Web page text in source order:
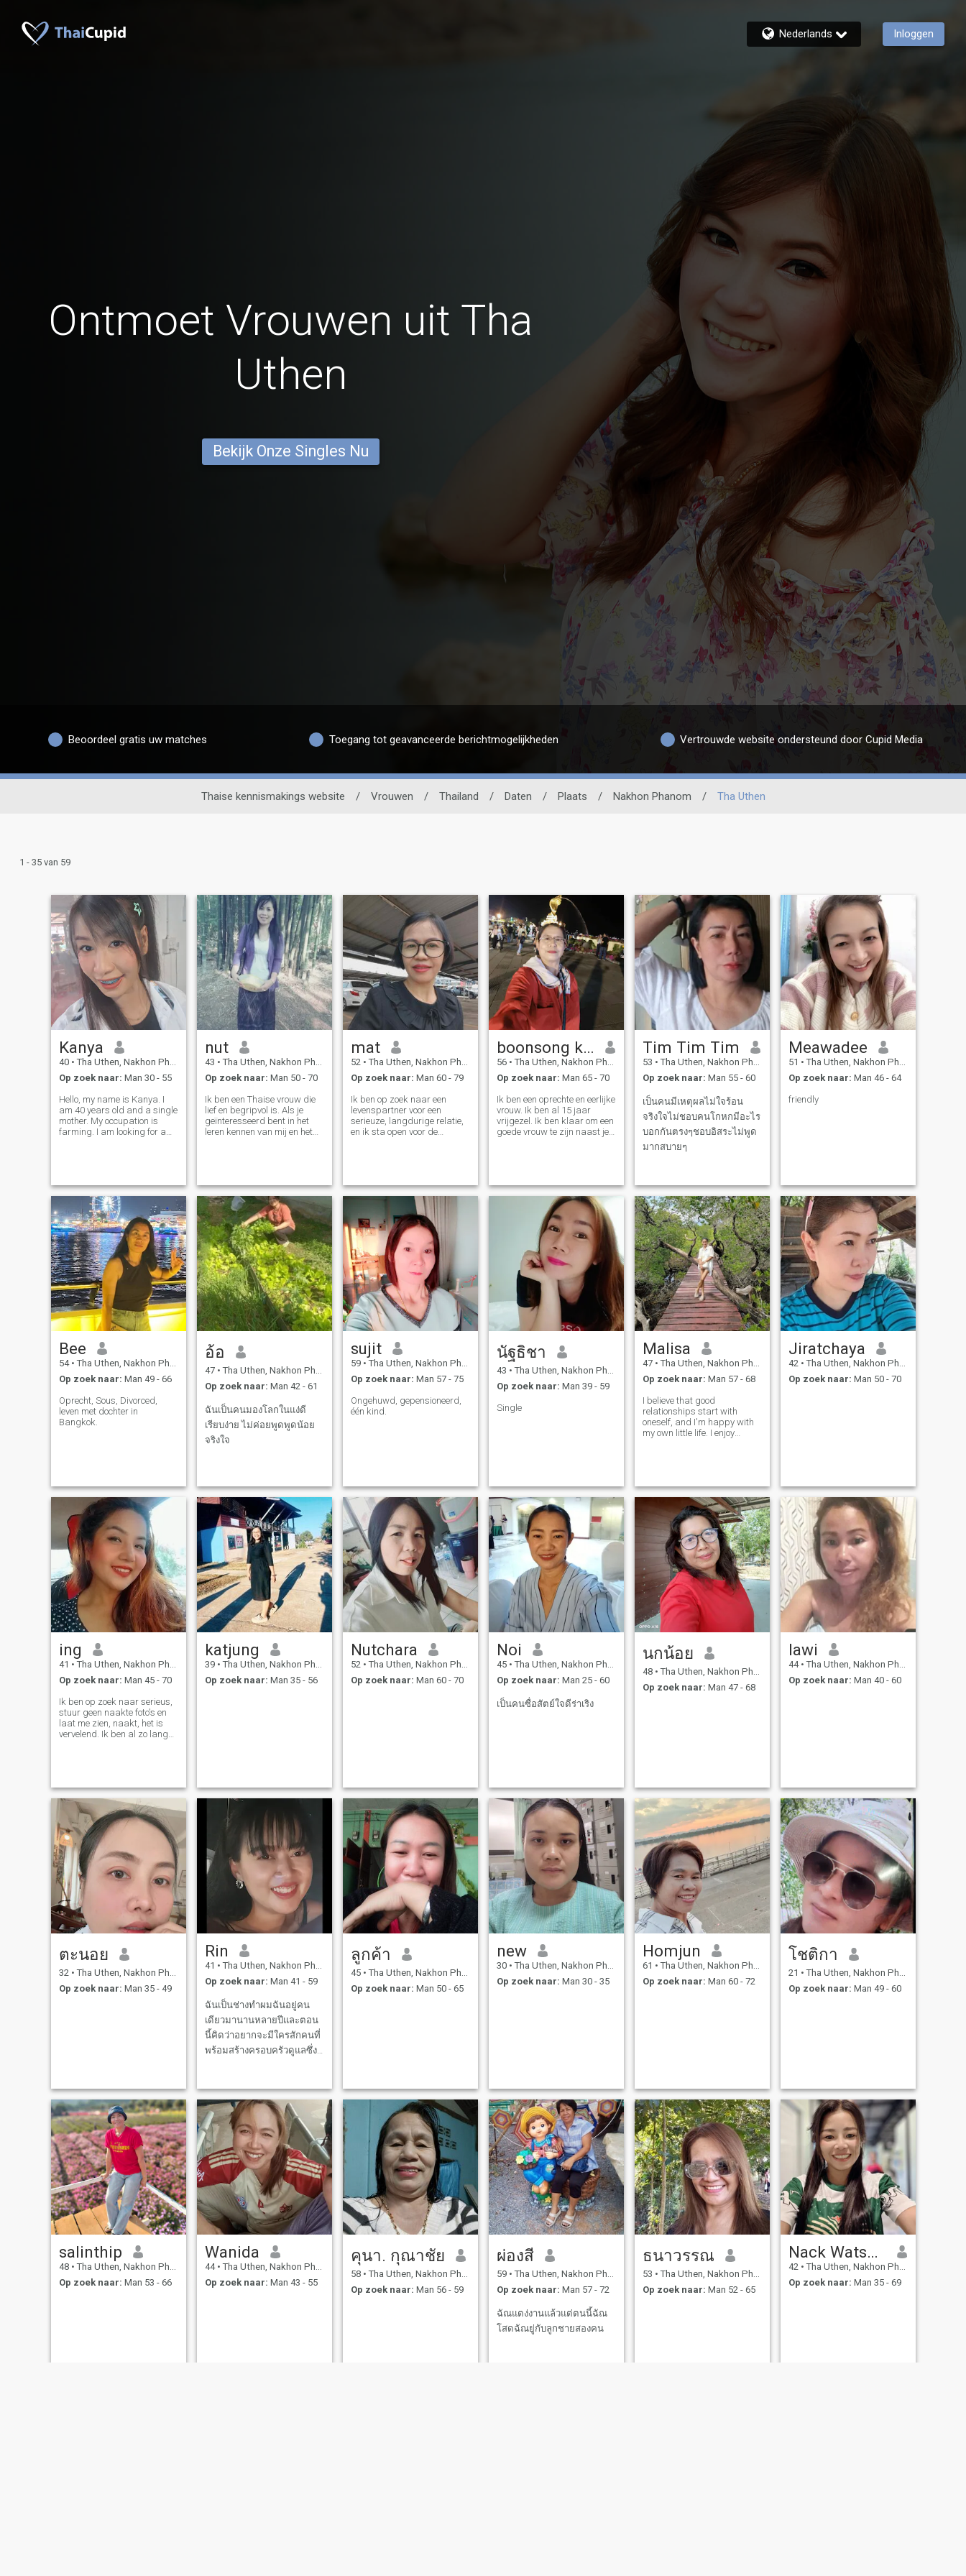
Nederlands Inloggen
Ontmoet Vrouwen uit Tha
Uthen
Bekijk Onze Singles Nu
Beoordeel gratis uw matches Toegang tot geavanceerde berichtmogelijkheden Vertrouwde website ondersteund door Cupid Media
Thaise kennismakings website / Vrouwen / Thailand / Daten / Plaats / Nakhon Phanom / Tha Uthen
1 - 35 van 59
Kanya
40 • Tha Uthen, Nakhon Phanom, Thailand
Op zoek naar: Man 30 - 55
Hello, my name is Kanya. I
am 40 years old and a single
mother. My occupation is
farming. I am looking for a
will gladly give you my lo
nut
43 • Tha Uthen, Nakhon Phanom, Thailand
Op zoek naar: Man 50 - 70
Ik ben een Thaise vrouw die
lief en begripvol is. Als je
geïnteresseerd bent in het
leren kennen van mij en het
mat
52 • Tha Uthen, Nakhon Phanom, Thailand
Op zoek naar: Man 60 - 79
Ik ben op zoek naar een
levenspartner voor een
serieuze, langdurige relatie,
en ik sta open voor de
like cooking my own meals
and do not eat beef or buffalo
meat; I prefer buying fresh
ingredients to cook at home.
Ik hou Ik heb nog nooit
gedronken of gerookt. Mijn
favoriete drankjes zijn water
en vruchtensap. Ik geniet van
tijd doorbrengen thuis. Ik ben
single, ben nooit getrouwd
geweest en heb geen
kinderen. Ik ben een
rechtvaardig, vriendelijk en
eerlijk persoon.
boonsong khamdok
56 • Tha Uthen, Nakhon Phanom, Thailand
Op zoek naar: Man 65 - 70
Ik ben een oprechte en eerlijke
vrouw. Ik ben al 15 jaar
vrijgezel. Ik ben klaar om een
goede vrouw te zijn naast je
Tim Tim Tim
53 • Tha Uthen, Nakhon Phanom, Thailand
Op zoek naar: Man 55 - 60
เป็นคนมีเหตุผลไม่ใจร้อน
จริงใจไม่ชอบคนโกหกมีอะไร
บอกกันตรงๆชอบอิสระไม่พูด
มากสบายๆ
Meawadee
51 • Tha Uthen, Nakhon Phanom, Thailand
Op zoek naar: Man 46 - 64
friendly
Bee
54 • Tha Uthen, Nakhon Phanom, Thailand
Op zoek naar: Man 49 - 66
Oprecht, Sous, Divorced,
leven met dochter in
Bangkok.
อ้อ
47 • Tha Uthen, Nakhon Phanom, Thailand
Op zoek naar: Man 42 - 61
ฉันเป็นคนมองโลกในแง่ดี
เรียบง่าย ไม่ค่อยพูดพูดน้อย
จริงใจ
sujit
59 • Tha Uthen, Nakhon Phanom, Thailand
Op zoek naar: Man 57 - 75
Ongehuwd, gepensioneerd,
één kind.
นัฐธิชา
43 • Tha Uthen, Nakhon Phanom, Thailand
Op zoek naar: Man 39 - 59
Single
Malisa
47 • Tha Uthen, Nakhon Phanom, Thailand
Op zoek naar: Man 57 - 68
I believe that good
relationships start with
oneself, and I'm happy with
my own little life. I enjoy
a little at my hometown. I
hope to mee
Jiratchaya
42 • Tha Uthen, Nakhon Phanom, Thailand
Op zoek naar: Man 50 - 70
ing
41 • Tha Uthen, Nakhon Phanom, Thailand
Op zoek naar: Man 45 - 70
Ik ben op zoek naar serieus,
stuur geen naakte foto's en
laat me zien, naakt, het is
vervelend. Ik ben al zo lang
katjung
39 • Tha Uthen, Nakhon Phanom, Thailand
Op zoek naar: Man 35 - 56
Nutchara
52 • Tha Uthen, Nakhon Phanom, Thailand
Op zoek naar: Man 60 - 70
Noi
45 • Tha Uthen, Nakhon Phanom, Thailand
Op zoek naar: Man 25 - 60
เป็นคนซื่อสัตย์ใจดีร่าเริง
นกน้อย
48 • Tha Uthen, Nakhon Phanom, Thailand
Op zoek naar: Man 47 - 68
lawi
44 • Tha Uthen, Nakhon Phanom, Thailand
Op zoek naar: Man 40 - 60
ตะนอย
32 • Tha Uthen, Nakhon Phanom, Thailand
Op zoek naar: Man 35 - 49
Rin
41 • Tha Uthen, Nakhon Phanom, Thailand
Op zoek naar: Man 41 - 59
ฉันเป็นช่างทำผมฉันอยู่คน
เดียวมานานหลายปีและตอน
นี้คิดว่าอยากจะมีใครสักคนที่
พร้อมสร้างครอบครัวดูแลซึ่ง
ลูกค้า
45 • Tha Uthen, Nakhon Phanom, Thailand
Op zoek naar: Man 50 - 65
new
30 • Tha Uthen, Nakhon Phanom, Thailand
Op zoek naar: Man 30 - 35
Homjun
61 • Tha Uthen, Nakhon Phanom, Thailand
Op zoek naar: Man 60 - 72
โชติกา
21 • Tha Uthen, Nakhon Phanom, Thailand
Op zoek naar: Man 49 - 60
salinthip
48 • Tha Uthen, Nakhon Phanom, Thailand
Op zoek naar: Man 53 - 66
Wanida
44 • Tha Uthen, Nakhon Phanom, Thailand
Op zoek naar: Man 43 - 55
คุนา. กุณาชัย
58 • Tha Uthen, Nakhon Phanom, Thailand
Op zoek naar: Man 56 - 59
ผ่องสี
59 • Tha Uthen, Nakhon Phanom, Thailand
Op zoek naar: Man 57 - 72
ฉัณแตง่งานแล้วแต่ตนนี้ฉัณ
โสดฉัณยู่กับลูกชายสองคน
ธนาวรรณ
53 • Tha Uthen, Nakhon Phanom, Thailand
Op zoek naar: Man 52 - 65
Nack Watsana
42 • Tha Uthen, Nakhon Phanom, Thailand
Op zoek naar: Man 35 - 69